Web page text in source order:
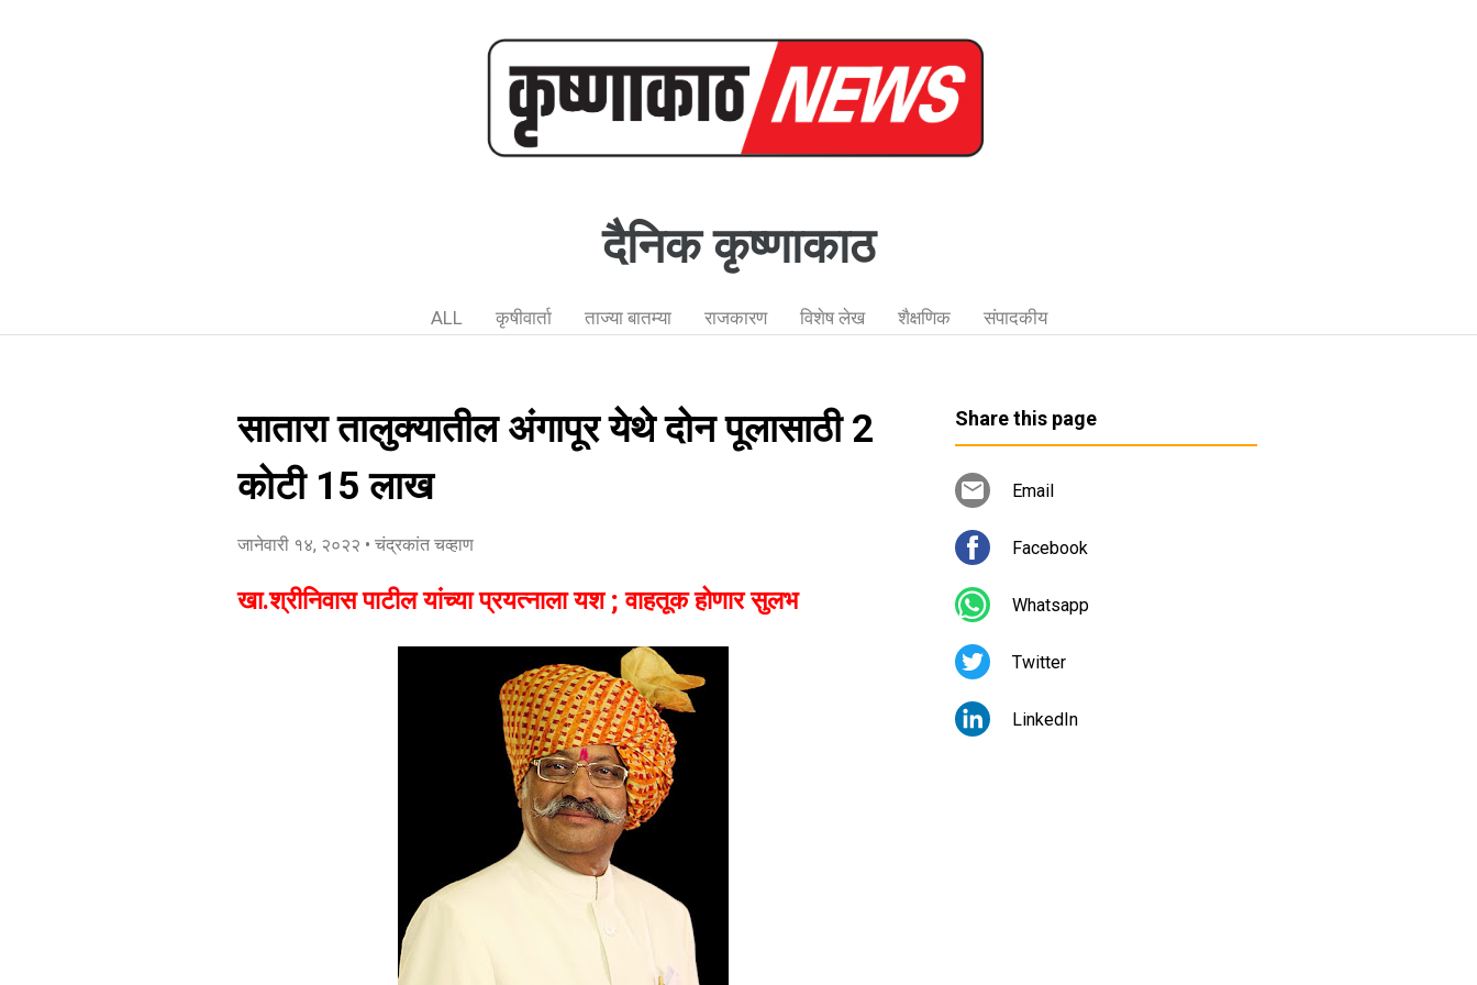
दैनिक कृष्णाकाठ
ALL कृषीवार्ता ताज्या बातम्या राजकारण विशेष लेख शैक्षणिक संपादकीय
सातारा तालुक्यातील अंगापूर येथे दोन पूलासाठी 2
कोटी 15 लाख
जानेवारी १४, २०२२ • चंद्रकांत चव्हाण
खा.श्रीनिवास पाटील यांच्या प्रयत्नाला यश ; वाहतूक होणार सुलभ
Share this page
Email
Facebook
Whatsapp
Twitter
LinkedIn